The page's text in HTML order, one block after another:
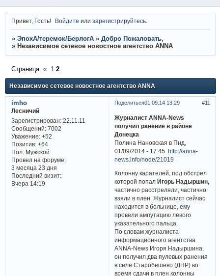
Привет, Гость! Войдите илизарегистрируйтесь
» ЭпохА/теремок/БерлогА » Добро Пожаловать,
» Независимое сетевое новостное агентство ANNA
Независимое сетевое новостное агентство ANNA
Страница: « 1 2
Поделиться 11
01.09.14 13:29
imho
Лесничий
Зарегистрирован: 22.11.11
Сообщений:7002
Уважение: +52
Позитив: +64
Пол:Мужской
Провел на форуме:
3 месяца 23 дня
Последний визит:
Вчера 14:19
Журналист ANNA-News
получил ранение в районе
Донецка
Полина Нановская в Пнд,
01/09/2014 - 17:45http://anna-
news.info/node/21019
Колонну карателей, под обстрел
которой попал Игорь Надыршин,
частично расстреляли, частично
взяли в плен. Журналист сейчас
находится в больнице, ему
провели ампутацию левого
указательного пальца.
По словам журналиста
информационного агентства
ANNA-News Игоря Надыршина,
он получил два пулевых ранения
в селе Старобешево (ДНР) во
время сдачи в плен колонны